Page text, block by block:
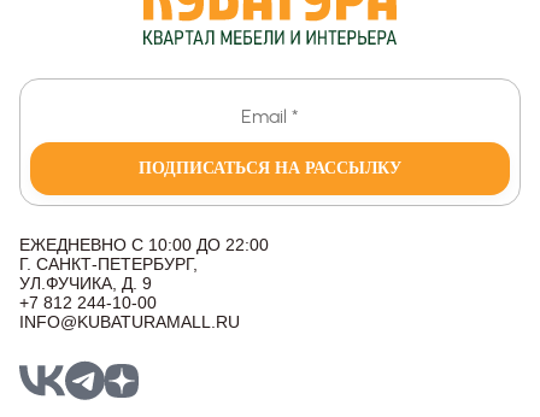
ПОДПИСАТЬСЯ НА РАССЫЛКУ
ЕЖЕДНЕВНО С 10:00 ДО 22:00
Г. САНКТ-ПЕТЕРБУРГ,
УЛ.ФУЧИКА, Д. 9
+7 812 244-10-00
INFO@KUBATURAMALL.RU